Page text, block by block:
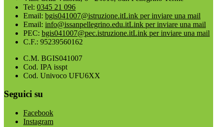
Tel: 0345 21 096
Email: bgis041007@istruzione.itLink per inviare una mail
Email: info@issanpellegrino.edu.itLink per inviare una mail
PEC: bgis041007@pec.istruzione.itLink per inviare una mail
C.F.: 95239560162
C.M. BGIS041007
Cod. IPA isspt
Cod. Univoco UFU6XX
Seguici su
Facebook
Instagram